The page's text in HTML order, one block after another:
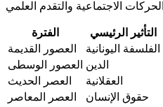
الفترة التأثير الرئيسي
العصور القديمة
الفلسفة اليونانية
العصور الوسطى الدين
العصر الحديث
العقلانية
العصر المعاصر
حقوق الإنسان